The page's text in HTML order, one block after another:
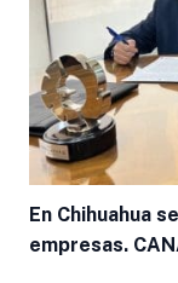
En Chihuahua
empresas.